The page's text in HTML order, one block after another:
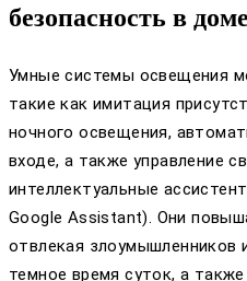
безопасность в
Умные системы освещения
такие как имитация
ночного освещения,
входе, а также управление
интеллектуальные
Google Assistant). Они
отвлекая злоумышленников
темное время суток, а